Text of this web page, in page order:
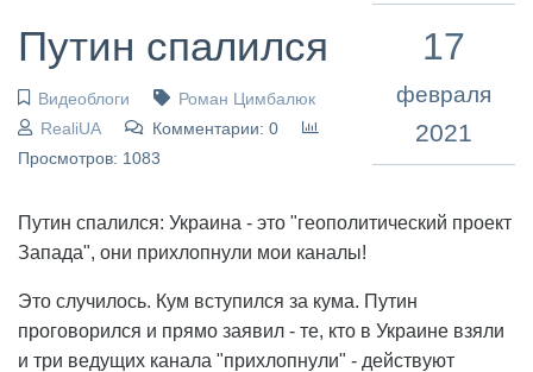
Путин спалился
Видеоблоги
Роман Цимбалюк
RealiUA
Комментарии: 0
Просмотров: 1083
17
февраля
2021
Путин спалился: Украина - это "геополитический проект
Запада", они прихлопнули мои каналы!
Это случилось. Кум вступился за кума. Путин
проговорился и прямо заявил - те, кто в Украине взяли
и три ведущих канала "прихлопнули" - действуют